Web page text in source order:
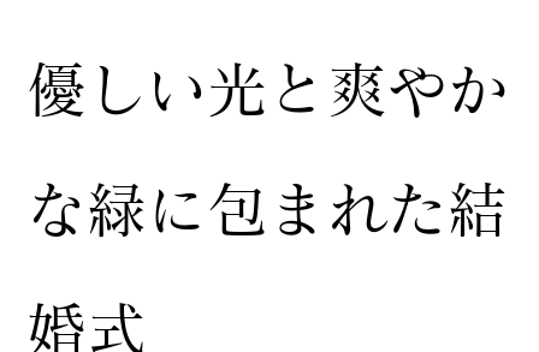
​優しい光と爽やか
な緑に包まれた結
婚式